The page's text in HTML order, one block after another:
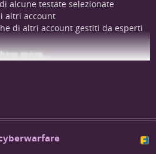
alcune testate selezionate
altri account
di altri account gestiti da esperti
da feed di alcune testate
gli inserzionisti pubblicano per
di solito li eliminiamo
può capitare che non ce ne
sempre on line!) e quindi
alcuni giorni. Fermo restando
sono gratuite e che i
more...